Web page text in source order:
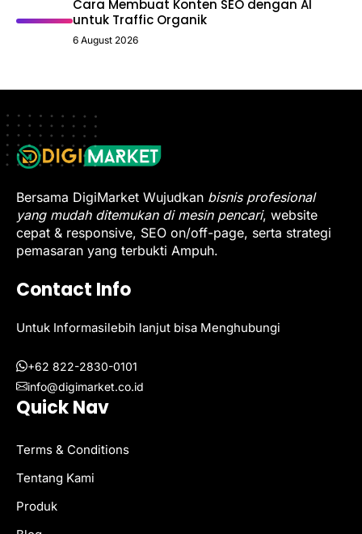
Cara Membuat Konten SEO dengan AI
untuk Traffic Organik
6 August 2026
Bersama DigiMarket Wujudkan bisnis profesional
yang mudah ditemukan di mesin pencari, website
cepat & responsive, SEO on/off-page, serta strategi
pemasaran yang terbukti Ampuh.
Contact Info
Untuk Informasilebih lanjut bisa Menghubungi
+62 822-2830-0101
info@digimarket.co.id
Quick Nav
Terms & Conditions
Tentang Kami
Produk